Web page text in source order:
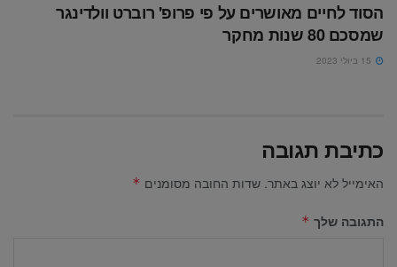
הסוד לחיים מאושרים על פי פרופ' רוברט וולדינגר
שמסכם 80 שנות מחקר
כתיבת תגובה
האימייל לא יוצג באתר. שדות החובה מסומנים *
התגובה שלך *